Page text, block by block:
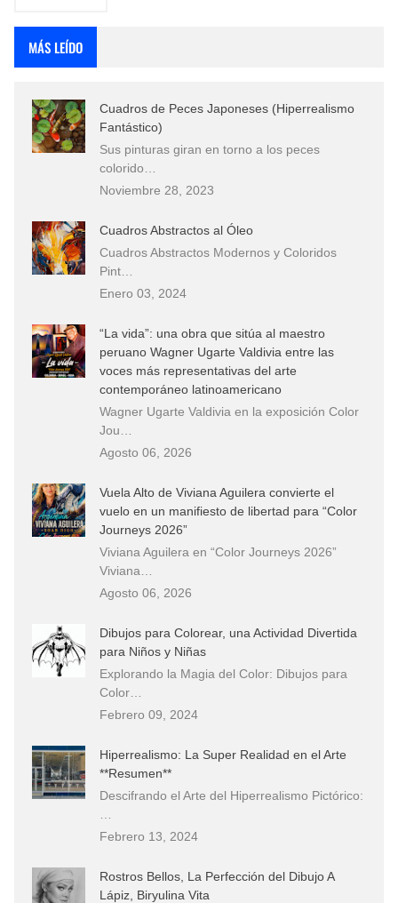
MÁS LEÍDO
Cuadros de Peces Japoneses (Hiperrealismo
Fantástico)
Sus pinturas giran en torno a los peces
colorido…
Noviembre 28, 2023
Cuadros Abstractos al Óleo
Cuadros Abstractos Modernos y Coloridos
Pint…
Enero 03, 2024
“La vida”: una obra que sitúa al maestro
peruano Wagner Ugarte Valdivia entre las
voces más representativas del arte
contemporáneo latinoamericano
Wagner Ugarte Valdivia en la exposición Color
Jou…
Agosto 06, 2026
Vuela Alto de Viviana Aguilera convierte el
vuelo en un manifiesto de libertad para “Color
Journeys 2026”
Viviana Aguilera en “Color Journeys 2026”
Viviana…
Agosto 06, 2026
Dibujos para Colorear, una Actividad Divertida
para Niños y Niñas
Explorando la Magia del Color: Dibujos para
Color…
Febrero 09, 2024
Hiperrealismo: La Super Realidad en el Arte
**Resumen**
Descifrando el Arte del Hiperrealismo Pictórico:
Febrero 13, 2024
Rostros Bellos, La Perfección del Dibujo A
Lápiz, Biryulina Vita